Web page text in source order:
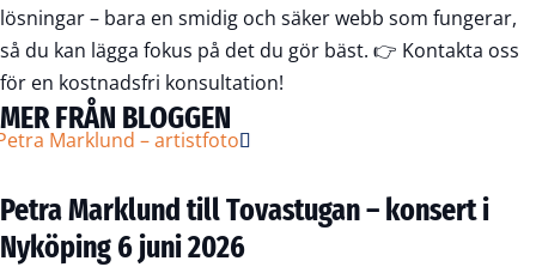
lösningar – bara en smidig och säker webb som fungerar,
så du kan lägga fokus på det du gör bäst. 👉 Kontakta oss
för en kostnadsfri konsultation!
MER FRÅN BLOGGEN
Petra Marklund till Tovastugan – konsert i
Nyköping 6 juni 2026